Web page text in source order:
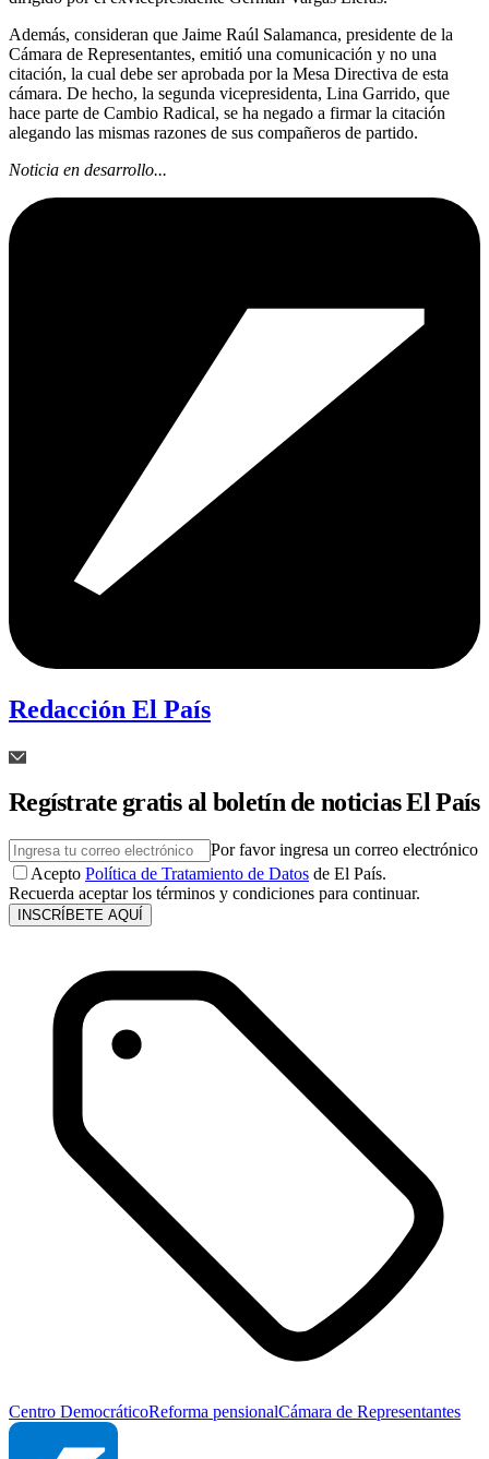
Además, consideran que Jaime Raúl Salamanca, presidente de la
Cámara de Representantes, emitió una comunicación y no una
citación, la cual debe ser aprobada por la Mesa Directiva de esta
cámara. De hecho, la segunda vicepresidenta, Lina Garrido, que
hace parte de Cambio Radical, se ha negado a firmar la citación
alegando las mismas razones de sus compañeros de partido.
Noticia en desarrollo...
Redacción El País
Regístrate gratis al boletín de noticias El País
Por favor ingresa un correo electrónico
Acepto Política de Tratamiento de Datos de El País.
Recuerda aceptar los términos y condiciones para continuar.
INSCRÍBETE AQUÍ
Centro DemocráticoReforma pensionalCámara de Representantes